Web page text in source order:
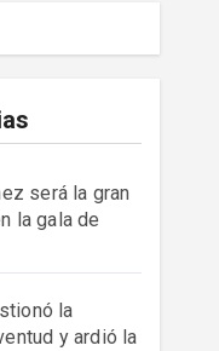
será la gran
la gala de
la
y ardió la